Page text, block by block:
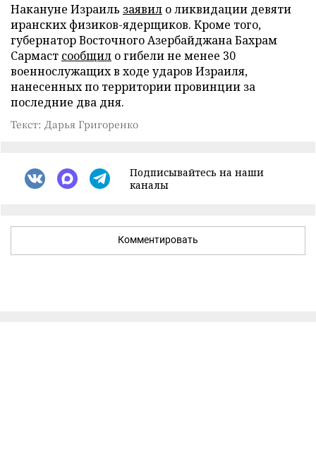
Накануне Израиль заявил о ликвидации девяти
иранских физиков-ядерщиков. Кроме того,
губернатор Восточного Азербайджана Бахрам
Сармаст сообщил о гибели не менее 30
военнослужащих в ходе ударов Израиля,
нанесенных по территории провинции за
последние два дня.
Текст: Дарья Григоренко
Подписывайтесь на наши
каналы
Комментировать